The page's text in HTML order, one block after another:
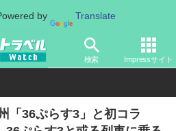
by Translate
検索 Impressサイト
官庁 国内エアライン ソラシドエ
「36ぷらす3」と初コラ